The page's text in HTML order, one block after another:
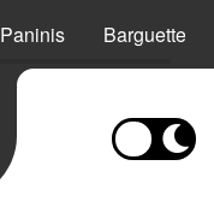
Paninis Barguettes